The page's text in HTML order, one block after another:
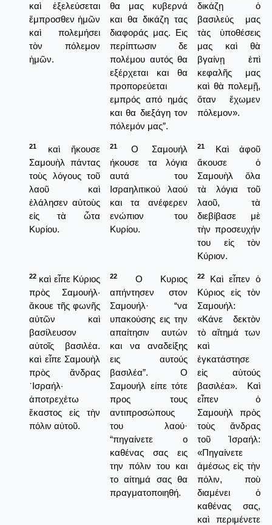
καὶ ἐξελεύσεται
ἔμπροσθεν ἡμῶν
καὶ πολεμήσει
τὸν πόλεμον
ἡμῶν.
θα μας κυβερνά
και θα δικάζη τας
διαφοράς μας. Εις
περίπτωσιν δε
πολέμου αυτός θα
εξέρχεται και θα
προπορεύεται
εμπρός από ημάς
και θα διεξάγη τον
πόλεμόν μας”.
δικάζῃ ὁ
βασιλεύς μας
τὰς ὑποθέσεις
μας καὶ θὰ
βγαίνῃ ἐπὶ
κεφαλῆς μας
καὶ θὰ πολεμῇ,
ὅταν ἔχωμεν
πόλεμον».
21
καὶ ἤκουσε
Σαμουὴλ πάντας
τοὺς λόγους τοῦ
λαοῦ καὶ
ἐλάλησεν αὐτοὺς
εἰς τὰ ὦτα
Κυρίου.
21
Ο Σαμουήλ
ήκουσε τα λόγια
αυτά του
Ισραηλιτικού λαού
και τα ανέφερεν
ενώπιον του
Κυρίου.
21
Καὶ ἀφοῦ
ἄκουσε ὁ
Σαμουὴλ ὅλα
τὰ λόγια τοῦ
λαοῦ, τὰ
διεβίβασε μὲ
τὴν προσευχήν
του εἰς τὸν
Κύριον.
22 καὶ εἶπε Κύριος
πρὸς Σαμουήλ·
ἄκουε τῆς φωνῆς
αὐτῶν καὶ
βασίλευσον
αὐτοῖς βασιλέα.
καὶ εἶπε Σαμουὴλ
πρὸς ἄνδρας
᾿Ισραήλ·
ἀποτρεχέτω
ἕκαστος εἰς τὴν
πόλιν αὐτοῦ.
22
Ο Κυριος
απήντησεν στον
Σαμουήλ· “να
υπακούσης εις την
απαίτησιν αυτών
και να αναδείξης
εις αυτούς
βασιλέα”. Ο
Σαμουήλ είπε τότε
προς τους
αντιπροσώπους
του λαού·
“πηγαίνετε ο
καθένας σας εις
την πόλιν του και
το αίτημά σας θα
πραγματοποιηθή.
22
Καὶ εἶπεν ὁ
Κύριος εἰς τὸν
Σαμουήλ:
«Κάνε δεκτὸν
τὸ αἴτημά των
καὶ
ἐγκατάστησε
εἰς αὐτούς
βασιλέα». Καὶ
εἶπεν ὁ
Σαμουὴλ πρὸς
τοὺς ἄνδρας
τοῦ Ἰσραήλ:
«Πηγαίνετε
ἀμέσως εἰς τὴν
πόλιν, ποὺ
διαμένει ὁ
καθένας σας,
καὶ περιμένετε